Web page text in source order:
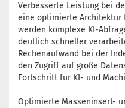
Verbesserte Leistung bei
eine optimierte Architektur
werden komplexe KI-
deutlich schneller
Rechenaufwand bei der
den Zugriff auf große
Fortschritt für KI- und
Optimierte Masseninsert-